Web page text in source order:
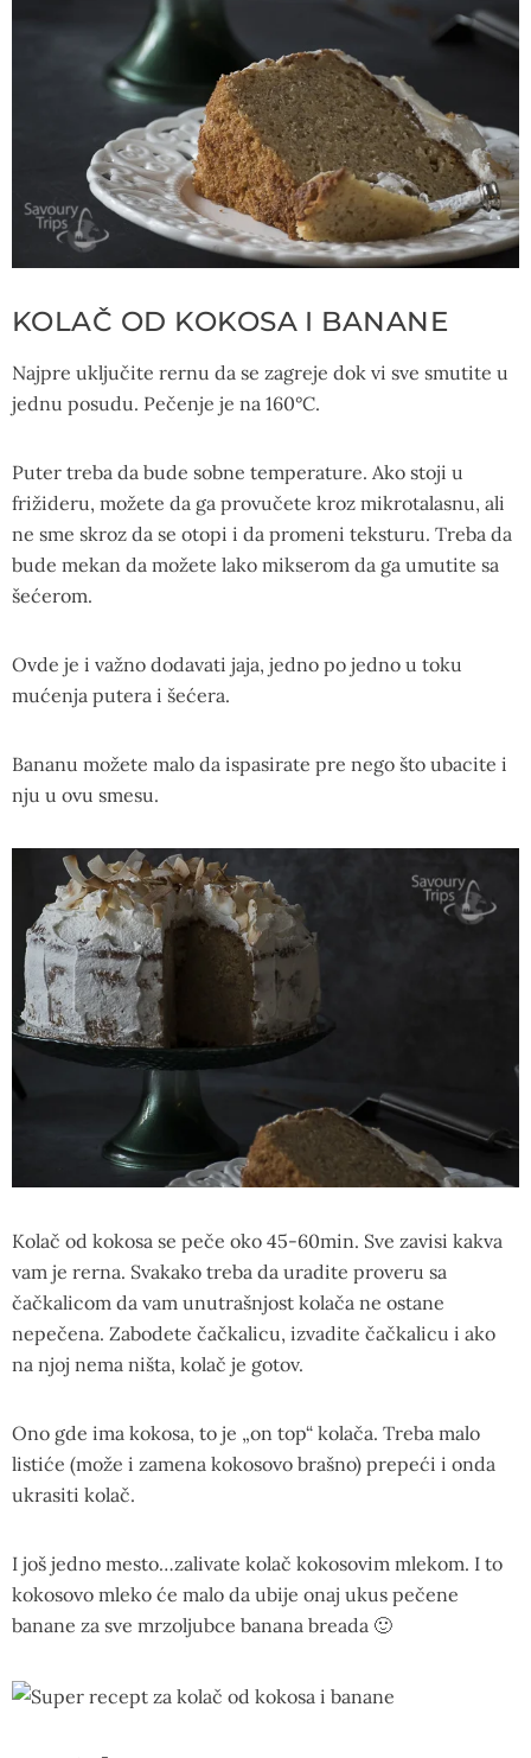
KOLAČ OD KOKOSA I BANANE
Najpre uključite rernu da se zagreje dok vi sve smutite u
jednu posudu. Pečenje je na 160°C.
Puter treba da bude sobne temperature. Ako stoji u
frižideru, možete da ga provučete kroz mikrotalasnu, ali
ne sme skroz da se otopi i da promeni teksturu. Treba da
bude mekan da možete lako mikserom da ga umutite sa
šećerom.
Ovde je i važno dodavati jaja, jedno po jedno u toku
mućenja putera i šećera.
Bananu možete malo da ispasirate pre nego što ubacite i
nju u ovu smesu.
Kolač od kokosa se peče oko 45-60min. Sve zavisi kakva
vam je rerna. Svakako treba da uradite proveru sa
čačkalicom da vam unutrašnjost kolača ne ostane
nepečena. Zabodete čačkalicu, izvadite čačkalicu i ako
na njoj nema ništa, kolač je gotov.
Ono gde ima kokosa, to je „on top“ kolača. Treba malo
listiće (može i zamena kokosovo brašno) prepeći i onda
ukrasiti kolač.
I još jedno mesto…zalivate kolač kokosovim mlekom. I to
kokosovo mleko će malo da ubije onaj ukus pečene
banane za sve mrzoljubce banana breada 🙂